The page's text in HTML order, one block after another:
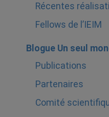
Récentes
Fellows de l’IEIM
Blogue Un seul
Publications
Partenaires
Comité